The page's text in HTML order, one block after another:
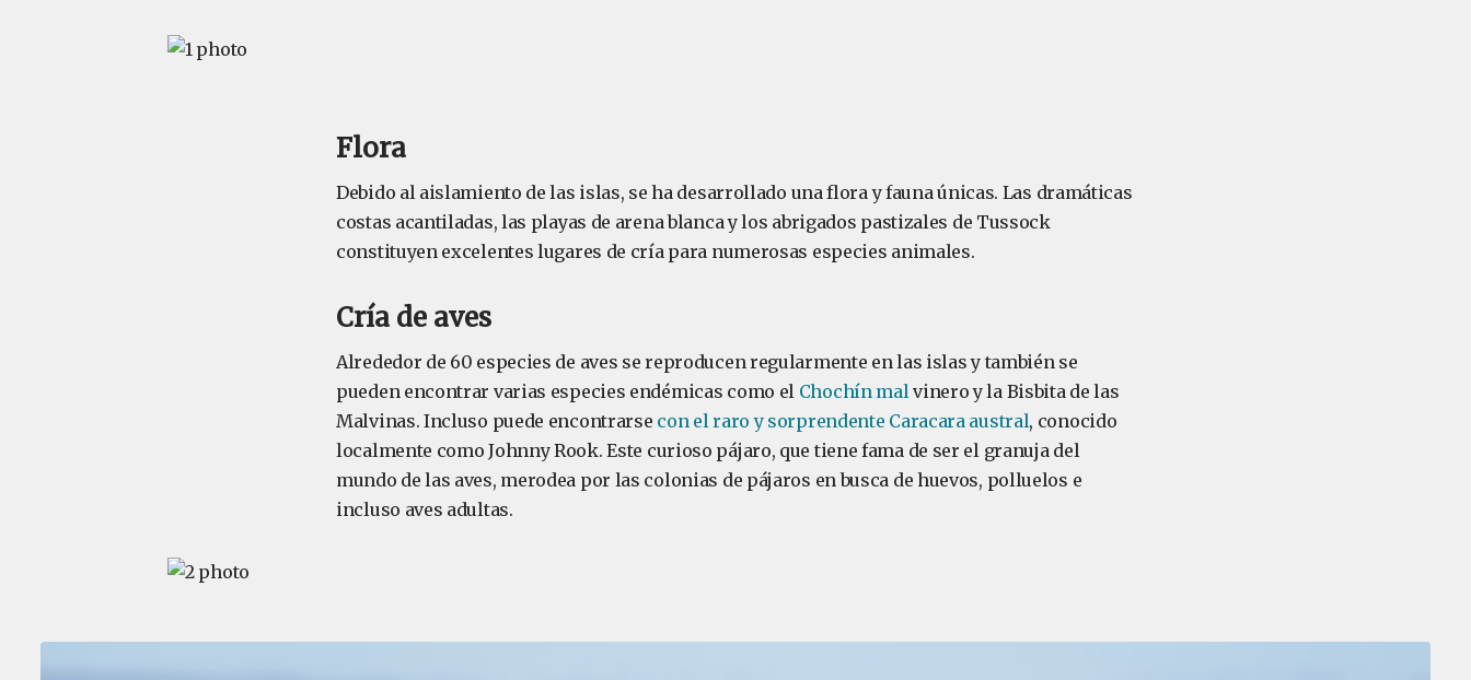
Flora
Debido al aislamiento de las islas, se ha desarrollado una flora y fauna únicas. Las dramáticas
costas acantiladas, las playas de arena blanca y los abrigados pastizales de Tussock
constituyen excelentes lugares de cría para numerosas especies animales.
Cría de aves
Alrededor de 60 especies de aves se reproducen regularmente en las islas y también se
pueden encontrar varias especies endémicas como el Chochín malvinero y la Bisbita de las
Malvinas. Incluso puede encontrarse con el raro y sorprendente Caracara austral, conocido
localmente como Johnny Rook. Este curioso pájaro, que tiene fama de ser el granuja del
mundo de las aves, merodea por las colonias de pájaros en busca de huevos, polluelos e
incluso aves adultas.